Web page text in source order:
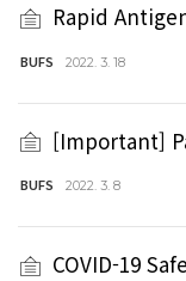
Rapid
BUFS 2022. 3. 18
[Important]
BUFS 2022. 3. 8
COVID-19